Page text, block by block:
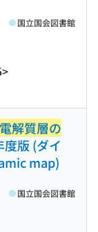
国立国会図書館
解質層の
版 (ダイ
map)
国立国会図書館